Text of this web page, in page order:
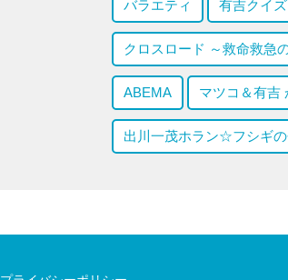
バラエティ 有吉クイズ
クロスロード ～救命救急
ABEMA マツコ＆有吉
出川一茂ホラン☆フシギ